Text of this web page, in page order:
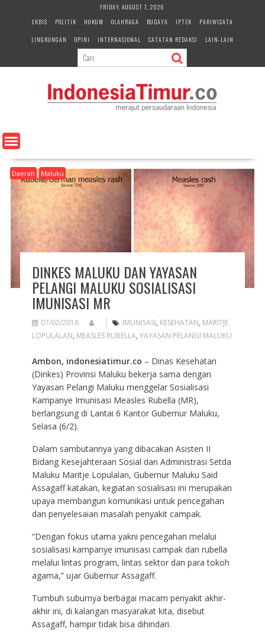
e
n
FRIDAY, AUGUST 7, 2026
EKBIS
POLITIK HUKUM OLAHRAGA BUDAYA IPTEK
PARIWISATA
LINGKUNGAN
OPINI INTERNASIONAL CATATAN REDAKSI LAIN-LAIN
Daerah Maluku
DINKES MALUKU DAN YAYASAN
PELANGI MALUKU SOSIALISASI
IMUNISASI MR
07/02/2018 IMUNISASI, KESEHATAN, MARITJE
LOPULALAN, MEASLES RUBELLA, YAYASAN PELANGI MALUKU
Ambon, indonesiatimur.co – Dinas Kesehatan
(Dinkes) Provinsi Maluku bekerja sama dengan
Yayasan Pelangi Maluku menggelar Sosialisasi
Kampanye Imunisasi Measles Rubella (MR),
berlangsung di Lantai 6 Kantor Gubernur Maluku,
Selasa (6/2).
Dalam sambutannya yang dibacakan Asisten II
Bidang Kesejahteraan Sosial dan Administrasi Setda
Maluku Maritje Lopulalan, Gubernur Maluku Said
Assagaff katakan, kegiatan sosialisasi ini merupakan
upaya membangun komunikasi untuk pencegahan
dan penyelesaian masalah penyakit campak.
“Dengan fokus utama yakni pencegahan melalui
sosialisasi kampanye imunisasi campak dan rubella
melalui lintas program, lintas sektor dan para tokoh
agama,” ujar Gubernur Assagaff.
Tumbuh suburnya berbagai macam penyakit akhir-
akhir ini, di kalangan masyarakat kita, disebut
Assagaff, hampir tidak bisa dihindari.